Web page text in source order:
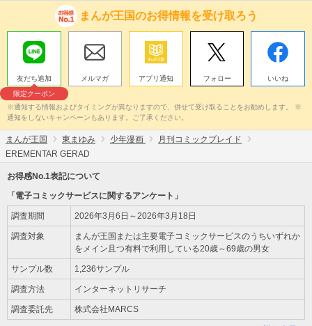
まんが王国のお得情報を受け取ろう
友だち追加
限定クーポン
メルマガ アプリ通知 フォロー いいね
※通知する情報およびタイミングが異なりますので、併せて受け取ることをお勧めします。 ※
通知をしないキャンペーンもあります。ご了承ください。
まんが王国 東まゆみ 少年漫画
月刊コミックブレイド
EREMENTAR GERAD
お得感No.1表記について
「電子コミックサービスに関するアンケート」
調査期間 2026年3月6日～2026年3月18日
調査対象
まんが王国または主要電子コミックサービスのうちいずれか
をメイン且つ有料で利用している20歳～69歳の男女
サンプル数 1,236サンプル
調査方法 インターネットリサーチ
調査委託先 株式会社MARCS